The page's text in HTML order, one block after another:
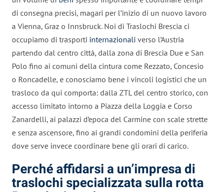
di consegna precisi, magari per l’inizio di un nuovo lavoro
a Vienna, Graz o Innsbruck. Noi di Traslochi Brescia ci
occupiamo di trasporti internazionali verso l’Austria
partendo dal centro città, dalla zona di Brescia Due e San
Polo fino ai comuni della cintura come Rezzato, Concesio
o Roncadelle, e conosciamo bene i vincoli logistici che un
trasloco da qui comporta: dalla ZTL del centro storico, con
accesso limitato intorno a Piazza della Loggia e Corso
Zanardelli, ai palazzi d’epoca del Carmine con scale strette
e senza ascensore, fino ai grandi condomini della periferia
dove serve invece coordinare bene gli orari di carico.
Perché affidarsi a un’impresa di
traslochi specializzata sulla rotta